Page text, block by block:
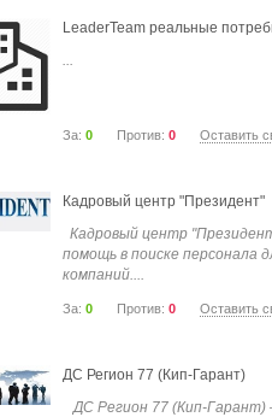
LeaderTeam реальные
...
За: 0 Против: 0 Оставить
Кадровый центр "Президент"
Кадровый центр
помощь в поиске персонала
компаний....
За: 0 Против: 0 Оставить
ДС Регион 77 (Кип-Гарант)
ДС Регион 77 (Кип-Гарант)